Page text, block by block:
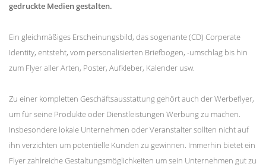
gedruckte Medien gestalten.
Ein gleichmäßiges Erscheinungsbild, das sogenante (CD) Corperate
Identity, entsteht, vom personalisierten Briefbogen, -umschlag bis hin
zum Flyer aller Arten, Poster, Aufkleber, Kalender usw.
Zu einer kompletten Geschäftsausstattung gehört auch der Werbeflyer,
um für seine Produkte oder Dienstleistungen Werbung zu machen.
Insbesondere lokale Unternehmen oder Veranstalter sollten nicht auf
ihn verzichten um potentielle Kunden zu gewinnen. Immerhin bietet ein
Flyer zahlreiche Gestaltungsmöglichkeiten um sein Unternehmen gut zu